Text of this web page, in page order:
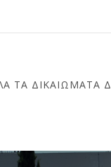
ΤΑ ΔΙΚΑΙΏΜΑΤΑ